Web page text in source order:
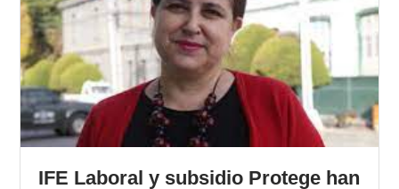
IFE Laboral y subsidio Protege han